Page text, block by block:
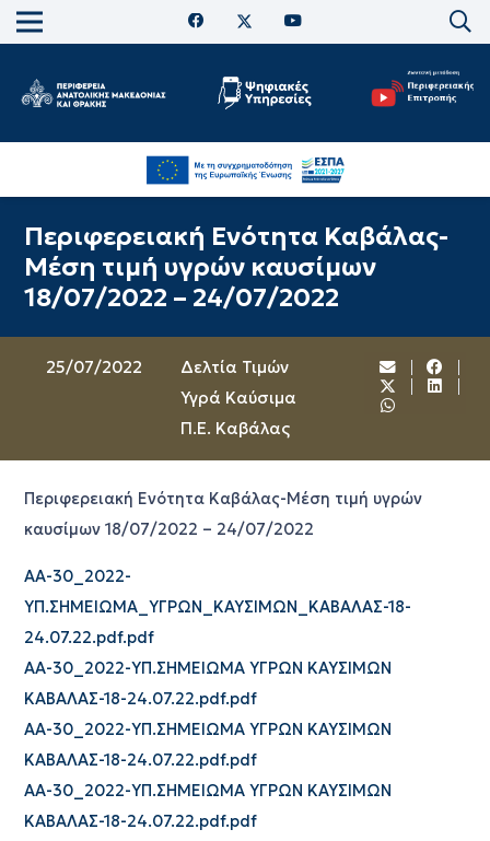
Περιφερειακή Ενότητα Καβάλας-
Μέση τιμή υγρών καυσίμων
18/07/2022 – 24/07/2022
25/07/2022
Δελτία Τιμών
Υγρά Καύσιμα
Π.Ε. Καβάλας
Περιφερειακή Ενότητα Καβάλας-Μέση τιμή υγρών
καυσίμων 18/07/2022 – 24/07/2022
AA-30_2022-
ΥΠ.ΣΗΜΕΙΩΜΑ_ΥΓΡΩΝ_ΚΑΥΣΙΜΩΝ_ΚΑΒΑΛΑΣ-18-
24.07.22.pdf.pdf
AA-30_2022-ΥΠ.ΣΗΜΕΙΩΜΑ ΥΓΡΩΝ ΚΑΥΣΙΜΩΝ
ΚΑΒΑΛΑΣ-18-24.07.22.pdf.pdf
AA-30_2022-ΥΠ.ΣΗΜΕΙΩΜΑ ΥΓΡΩΝ ΚΑΥΣΙΜΩΝ
ΚΑΒΑΛΑΣ-18-24.07.22.pdf.pdf
AA-30_2022-ΥΠ.ΣΗΜΕΙΩΜΑ ΥΓΡΩΝ ΚΑΥΣΙΜΩΝ
ΚΑΒΑΛΑΣ-18-24.07.22.pdf.pdf